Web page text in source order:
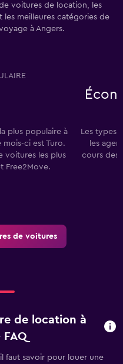
voitures de location, les
meilleures catégories de
à Angers.
plus populaire à
ci est Turo.
voitures les plus
Free2Move.
Les types
les
cours des
de voitures
de location à
faut savoir pour louer une